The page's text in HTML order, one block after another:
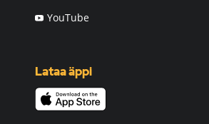
YouTube
Lataa äppi